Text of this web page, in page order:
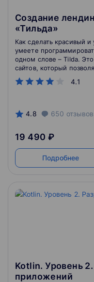
Создание
«Тильда»
4.1
Как сделать красивый
умеете
одном слове – Tilda.
сайтов, который
по достойному web-
4.8 650 отзывов
19 490 ₽
Подробнее
Kotlin. Уровень
приложений